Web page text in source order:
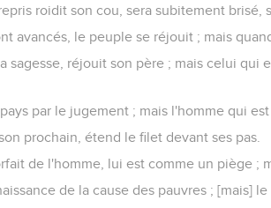
roidit son cou, sera subitement brisé,
avancés, le peuple se réjouit ; mais
sagesse, réjouit son père ; mais celui qui
par le jugement ; mais l'homme qui
prochain, étend le filet devant ses pas.
de l'homme, lui est comme un piège ;
de la cause des pauvres ; [mais]